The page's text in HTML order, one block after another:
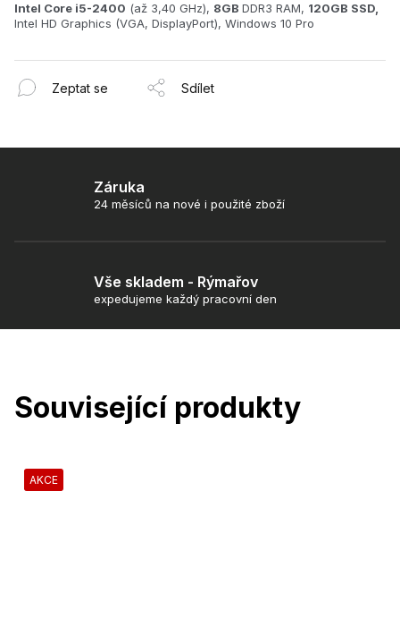
Intel Core i5-2400 (až 3,40 GHz), 8GB DDR3 RAM, 120GB SSD,
Intel HD Graphics (VGA, DisplayPort), Windows 10 Pro
Zeptat se Sdílet
Záruka
24 měsíců na nové i použité zboží
Vše skladem - Rýmařov
expedujeme každý pracovní den
Související produkty
AKCE